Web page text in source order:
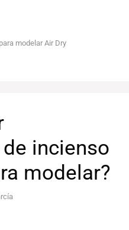
modelar Air Dry
incienso
modelar?